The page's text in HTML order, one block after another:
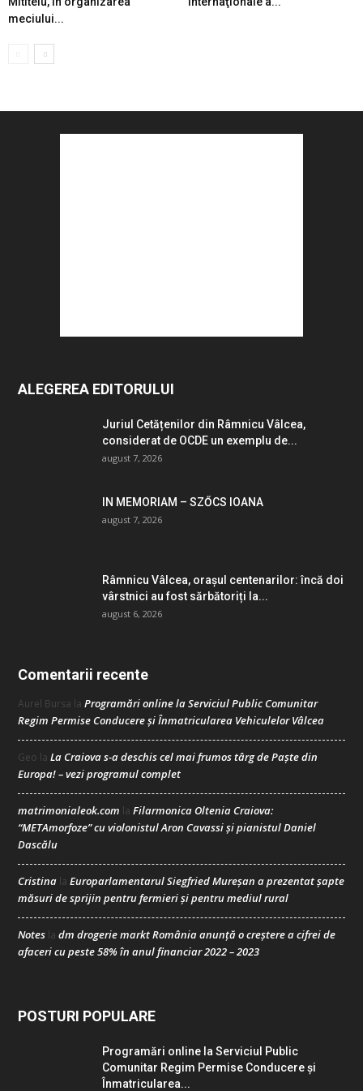
meciului...
ALEGEREA EDITORULUI
Juriul Cetățenilor din Râmnicu Vâlcea,
considerat de OCDE un exemplu de...
august 7, 2026
IN MEMORIAM – SZŐCS IOANA
august 7, 2026
Râmnicu Vâlcea, orașul centenarilor: încă doi
vârstnici au fost sărbătoriți la...
august 6, 2026
Comentarii recente
Aurel Bursa la Programări online la Serviciul Public Comunitar
Regim Permise Conducere şi Înmatricularea Vehiculelor Vâlcea
Geo la La Craiova s-a deschis cel mai frumos târg de Paște din
Europa! – vezi programul complet
matrimonialeok.com la Filarmonica Oltenia Craiova:
“METAmorfoze” cu violonistul Aron Cavassi și pianistul Daniel
Dascălu
Cristina la Europarlamentarul Siegfried Mureșan a prezentat șapte
măsuri de sprijin pentru fermieri și pentru mediul rural
Notes la dm drogerie markt România anunță o creștere a cifrei de
afaceri cu peste 58% în anul financiar 2022 – 2023
POSTURI POPULARE
Programări online la Serviciul Public
Comunitar Regim Permise Conducere şi
Înmatricularea...